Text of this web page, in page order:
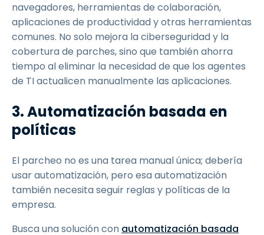
navegadores, herramientas de colaboración,
aplicaciones de productividad y otras herramientas
comunes. No solo mejora la ciberseguridad y la
cobertura de parches, sino que también ahorra
tiempo al eliminar la necesidad de que los agentes
de TI actualicen manualmente las aplicaciones.
3. Automatización basada en
políticas
El parcheo no es una tarea manual única; debería
usar automatización, pero esa automatización
también necesita seguir reglas y políticas de la
empresa.
Busca una solución con automatización basada